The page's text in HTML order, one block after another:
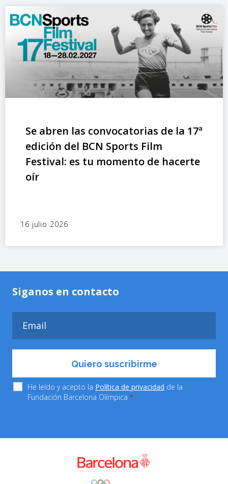
Se abren las convocatorias de la 17ª
edición del BCN Sports Film
Festival: es tu momento de hacerte
oír
16 julio 2026
Siganos en contacto
He leído y acepto la Política de privacidad de la
Fundación Barcelona Olímpica *